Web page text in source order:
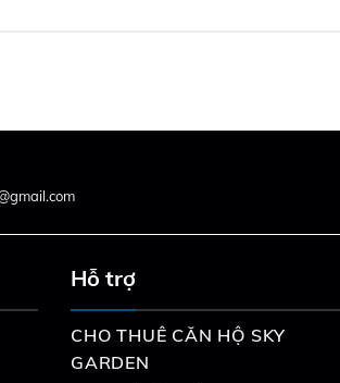
Hỗ trợ
CHO THUÊ CĂN HỘ SKY
GARDEN